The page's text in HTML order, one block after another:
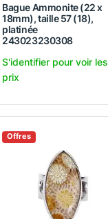
Bague Ammonite (22 x
18mm), taille 57 (18),
platinée
243023230308
S'identifier pour voir les
prix
Offres